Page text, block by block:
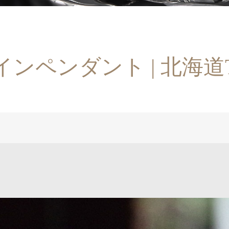
ンペンダント | 北海